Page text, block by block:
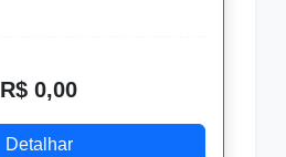
R$ 0,00
Detalhar